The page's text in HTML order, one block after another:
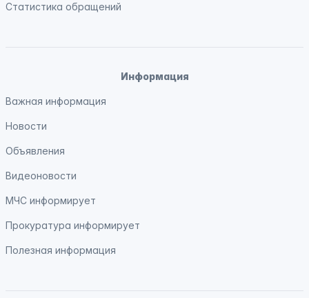
Статистика обращений
Информация
Важная информация
Новости
Объявления
Видеоновости
МЧС информирует
Прокуратура информирует
Полезная информация